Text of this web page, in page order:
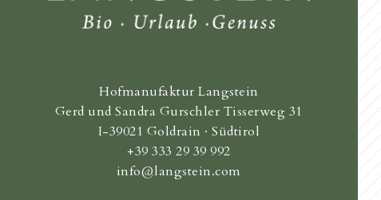
Hofmanufaktur Langstein
Gerd und Sandra Gurschler Tisserweg 31
I-39021 Goldrain · Südtirol
+39 333 29 39 992
info@langstein.com